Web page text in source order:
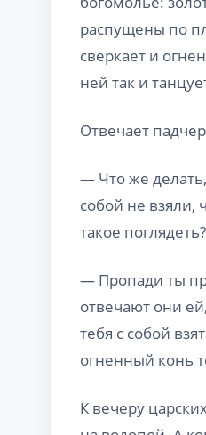
распущены по
сверкает и
ней так и
Отвечает
— Что же
собой не взяли,
такое поглядеть?
— Пропади ты
отвечают они
тебя с собой
огненный конь
К вечеру